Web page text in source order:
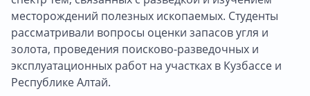
месторождений полезных ископаемых. Студенты
рассматривали вопросы оценки запасов угля и
золота, проведения поисково-разведочных и
эксплуатационных работ на участках в Кузбассе и
Республике Алтай.